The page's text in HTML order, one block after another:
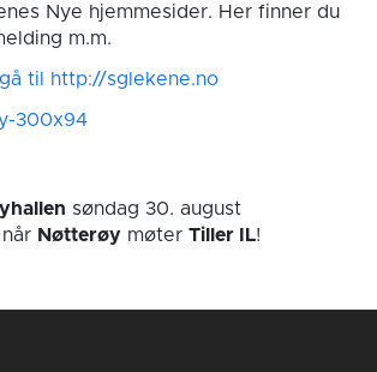
Nye hjemmesider. Her finner du
m.m.
til http://sglekene.no
søndag 30. august
Nøtterøy møter Tiller IL!